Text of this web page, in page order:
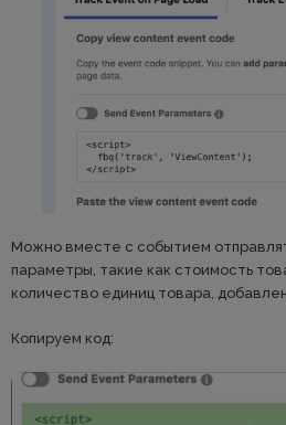
Можно вместе с событием
параметры, такие как стоимость
количество единиц товара,
Копируем код: